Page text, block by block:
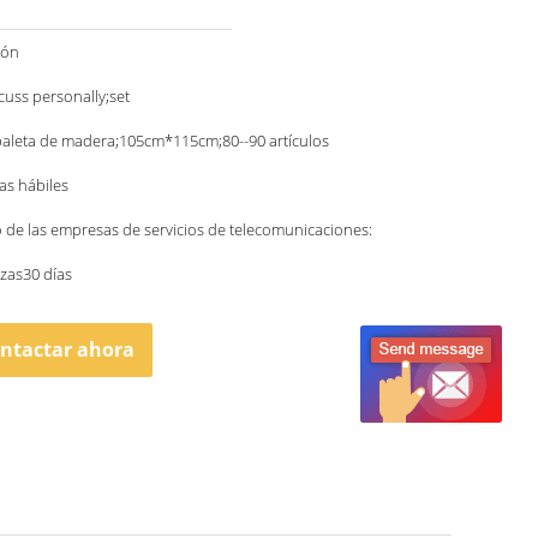
personally;set
de madera;105cm*115cm;80--90 artículos
hábiles
de las empresas de servicios de telecomunicaciones:
días
ahora